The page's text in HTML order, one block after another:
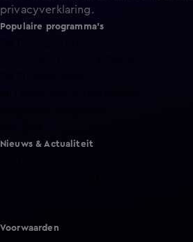
privacyverklaring.
Populaire programma's
Nieuws & Actualiteit
Voorwaarden